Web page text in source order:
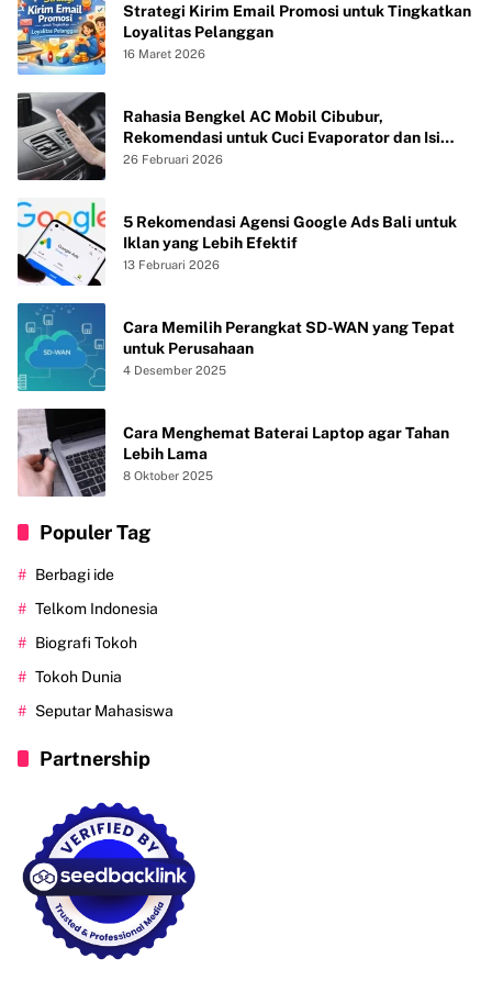
Strategi Kirim Email Promosi untuk Tingkatkan
Loyalitas Pelanggan
16 Maret 2026
Rahasia Bengkel AC Mobil Cibubur,
Rekomendasi untuk Cuci Evaporator dan Isi
Freon agar AC Mobil Dingin Maksimal Tanpa
26 Februari 2026
5 Rekomendasi Agensi Google Ads Bali untuk
Iklan yang Lebih Efektif
13 Februari 2026
Cara Memilih Perangkat SD-WAN yang Tepat
untuk Perusahaan
4 Desember 2025
Cara Menghemat Baterai Laptop agar Tahan
Lebih Lama
8 Oktober 2025
Populer Tag
Berbagi ide
Telkom Indonesia
Biografi Tokoh
Tokoh Dunia
Seputar Mahasiswa
Partnership